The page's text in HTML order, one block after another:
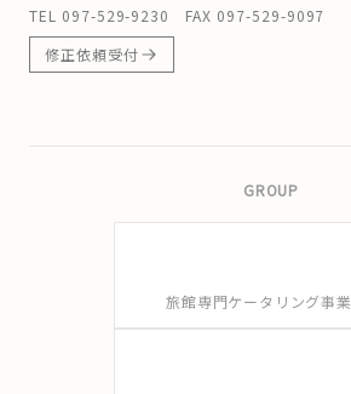
TEL 097-529-9230
FAX 097-529-9097
修正依頼受付
GROUP
旅館専門ケータリング事業